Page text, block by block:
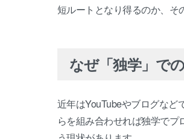
短ルートとなり得るのか、そ
なぜ「独学」で
近年はYouTubeやブログな
らを組み合わせれば独学で